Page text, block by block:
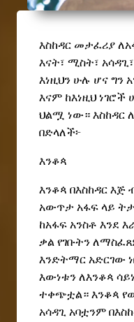
እስከዳር መታፈሪያ
እናት፣ ሚስት፣
እነዚህን ሁሉ ሆና ግን
እናም ከእነዚህ
ህልሟ ነው። እስከዳር
በድላለች፦
እንቆጳ
እንቆጳ በእስከዳር እጅ
አውጥታ አፋፍ ላይ
ከአፋፍ አንስቶ እንደ
ቃል የገቡትን
እንድትማር አድርገው
እውነቱን ለእንቆጳ
ተቀጭቷል። እንቆጳ
አሳዳጊ አባቷንም